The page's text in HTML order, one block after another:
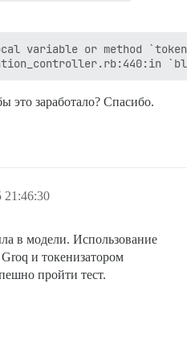
variable or method
это заработало? Спасибо.
21:46:30
в модели. Использование
и токенизатором
пройти тест.